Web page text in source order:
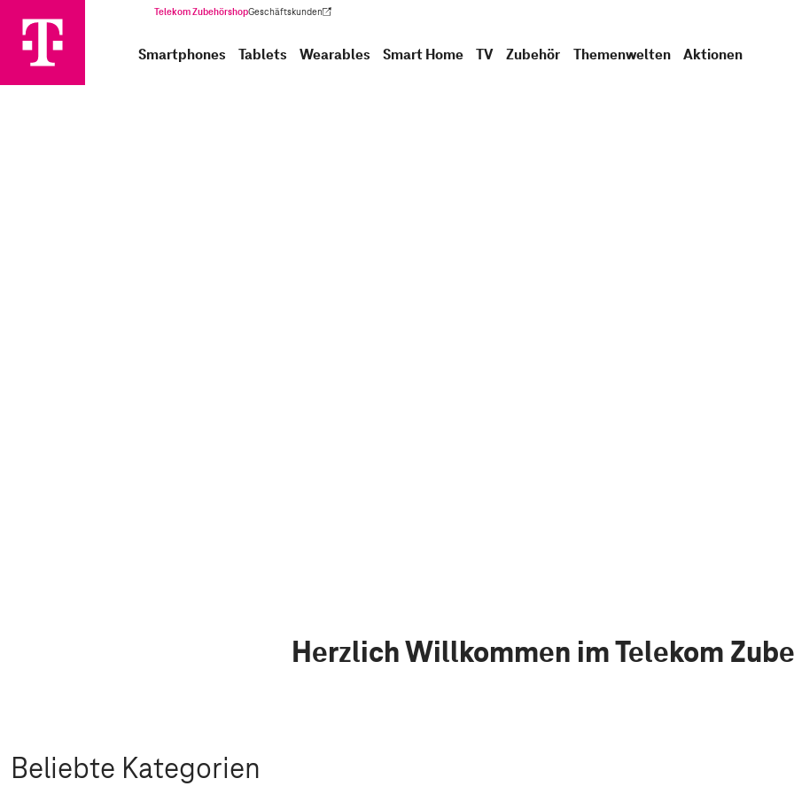
Telekom ZubehörshopGeschäftskunden
(Wird in einem neuen Tab geöffnet)
Smartphones Tablets Wearables Smart Home TV Zubehör Themenwelten Aktionen
Herzlich Willkommen im Telekom
Beliebte Kategorien